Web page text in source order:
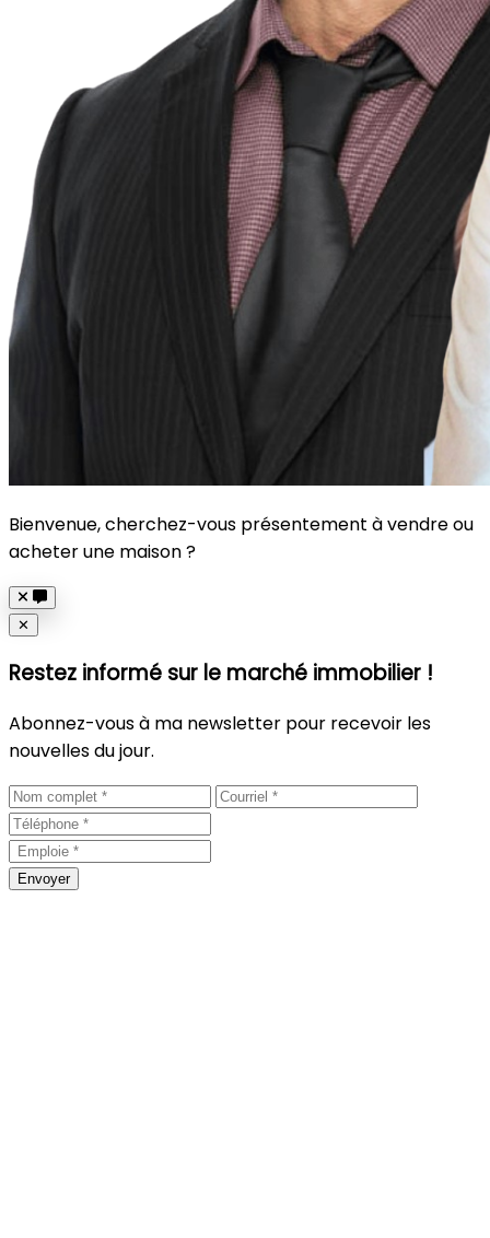
Bienvenue, cherchez-vous présentement à vendre ou
acheter une maison ?
Close
✕
Restez informé sur le marché immobilier !
Abonnez-vous à ma newsletter pour recevoir les
nouvelles du jour.
Envoyer